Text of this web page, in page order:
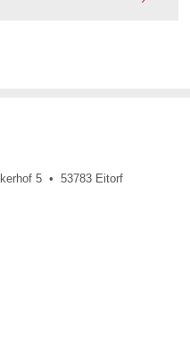
5 • 53783 Eitorf